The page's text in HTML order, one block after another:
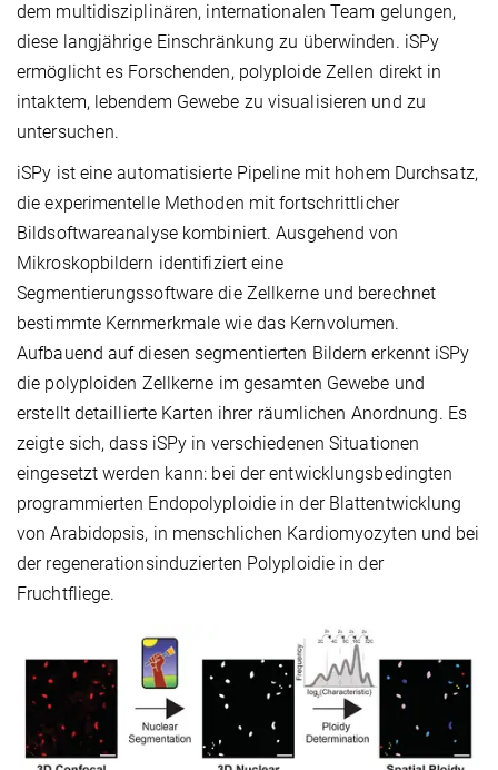
dem multidisziplinären, internationalen Team gelungen,
diese langjährige Einschränkung zu überwinden. iSPy
ermöglicht es Forschenden, polyploide Zellen direkt in
intaktem, lebendem Gewebe zu visualisieren und zu
untersuchen.
iSPy ist eine automatisierte Pipeline mit hohem Durchsatz,
die experimentelle Methoden mit fortschrittlicher
Bildsoftwareanalyse kombiniert. Ausgehend von
Mikroskopbildern identifiziert eine
Segmentierungssoftware die Zellkerne und berechnet
bestimmte Kernmerkmale wie das Kernvolumen.
Aufbauend auf diesen segmentierten Bildern erkennt iSPy
die polyploiden Zellkerne im gesamten Gewebe und
erstellt detaillierte Karten ihrer räumlichen Anordnung. Es
zeigte sich, dass iSPy in verschiedenen Situationen
eingesetzt werden kann: bei der entwicklungsbedingten
programmierten Endopolyploidie in der Blattentwicklung
von Arabidopsis, in menschlichen Kardiomyozyten und bei
der regenerationsinduzierten Polyploidie in der
Fruchtfliege.